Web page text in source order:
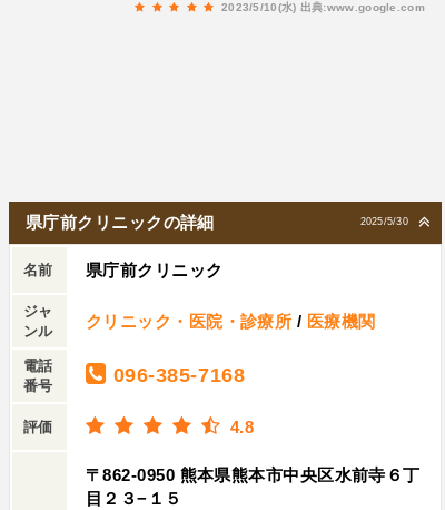
2023/5/10(水) 出典:www.google.com
2025/5/30
県庁前クリニックの詳細
名前 県庁前クリニック
ジャ
ンル
クリニック・医院・診療所 / 医療機関
電話
番号
096-385-7168
評価 4.8
〒862-0950 熊本県熊本市中央区水前寺６丁
目２３−１５